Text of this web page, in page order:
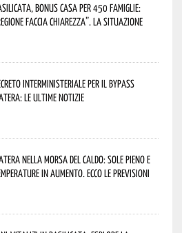
Bonus casa per 450 famiglie:
faccia chiarezza”. La situazione
interministeriale per il Bypass
le ultime notizie
nella morsa del caldo: sole pieno e
in aumento. Ecco le previsioni